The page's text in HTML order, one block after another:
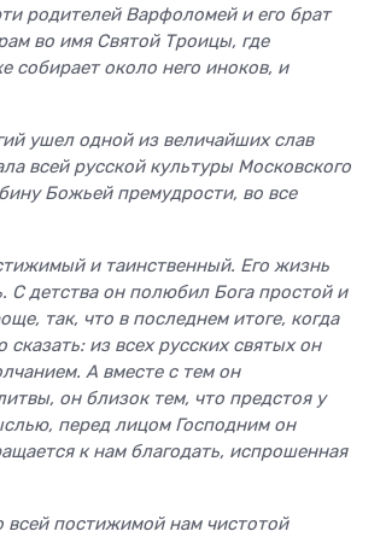
родителей Варфоломей и его брат
во имя Святой Троицы, где
собирает ок­оло него иноков, и
ушел одной из величайших слав
всей русской культуры Московского
Божьей премудрости‚ во все
и таинственный. Его жизнь
С детства он полюбил Бога простой и
так, что в последнем итоге, когда
из всех русских святых он
А вместе с тем он
он близок тем, что предстоя у
перед лицом Господним он
к нам благодать, испрошенная
всей постижимой нам чистотой